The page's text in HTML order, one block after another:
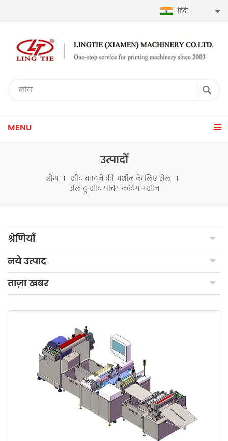
हिंदी
MENU
उत्पादों
होम
शीट काटने की मशीन के लिए रोल
रोल टू शीट पंचिंग कटिंग मशीन
श्रेणियाँ
नये उत्पाद
ताज़ा खबर